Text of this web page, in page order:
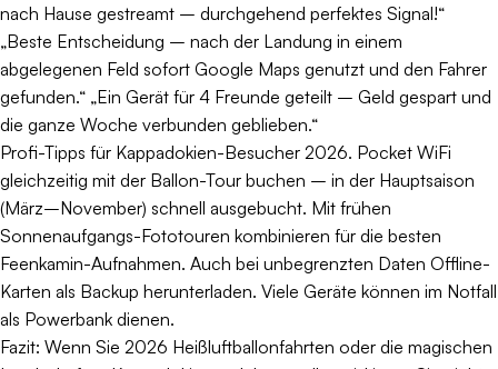
nach Hause gestreamt – durchgehend perfektes Signal!“
„Beste Entscheidung – nach der Landung in einem
abgelegenen Feld sofort Google Maps genutzt und den Fahrer
gefunden.“ „Ein Gerät für 4 Freunde geteilt – Geld gespart und
die ganze Woche verbunden geblieben.“
Profi-Tipps für Kappadokien-Besucher 2026. Pocket WiFi
gleichzeitig mit der Ballon-Tour buchen – in der Hauptsaison
(März–November) schnell ausgebucht. Mit frühen
Sonnenaufgangs-Fototouren kombinieren für die besten
Feenkamin-Aufnahmen. Auch bei unbegrenzten Daten Offline-
Karten als Backup herunterladen. Viele Geräte können im Notfall
als Powerbank dienen.
Fazit: Wenn Sie 2026 Heißluftballonfahrten oder die magischen